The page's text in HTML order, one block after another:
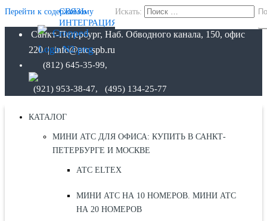
Перейти к содержимому
Санкт-Петербург, Наб. Обводного канала, 150, офис
220 | info@atc-spb.ru
(812) 645-35-99,
(921) 953-38-47, (495) 134-25-77
СВЯЗЬ
ИНТЕГРАЦИЯ
КАТАЛОГ
МИНИ АТС ДЛЯ ОФИСА: КУПИТЬ В САНКТ-
ПЕТЕРБУРГЕ И МОСКВЕ
АТС ELTEX
МИНИ АТС НА 10 НОМЕРОВ. МИНИ АТС
НА 20 НОМЕРОВ
Искать: